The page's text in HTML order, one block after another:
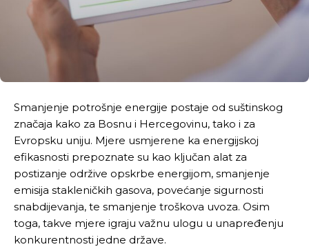
Smanjenje potrošnje energije postaje od suštinskog
značaja kako za Bosnu i Hercegovinu, tako i za
Evropsku uniju. Mjere usmjerene ka energijskoj
efikasnosti prepoznate su kao ključan alat za
postizanje održive opskrbe energijom, smanjenje
emisija stakleničkih gasova, povećanje sigurnosti
snabdijevanja, te smanjenje troškova uvoza. Osim
toga, takve mjere igraju važnu ulogu u unapređenju
konkurentnosti jedne države.